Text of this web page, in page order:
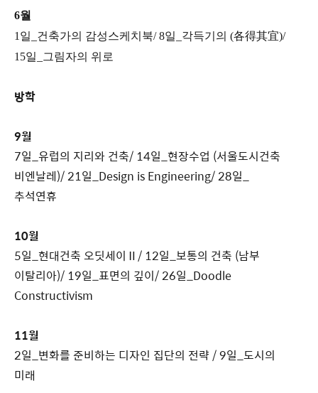
6월
1일_건축가의 감성스케치북/ 8일_각득기의 (各得其宜)/
15일_그림자의 위로
방학
9월
7일_유럽의 지리와 건축/ 14일_현장수업 (서울도시건축
비엔날레)/ 21일_Design is Engineering/ 28일_
추석연휴
10월
5일_현대건축 오딧세이Ⅱ/ 12일_보통의 건축 (남부
이탈리아)/ 19일_표면의 깊이/ 26일_Doodle
Constructivism
11월
2일_변화를 준비하는 디자인 집단의 전략 / 9일_도시의
미래